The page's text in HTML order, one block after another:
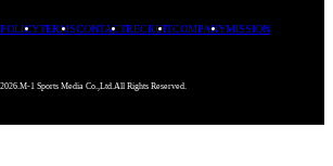
TERMSCONTACTRECRUITCOMPANYMISSION
1 Sports Media Co.,Ltd.All Rights Reserved.